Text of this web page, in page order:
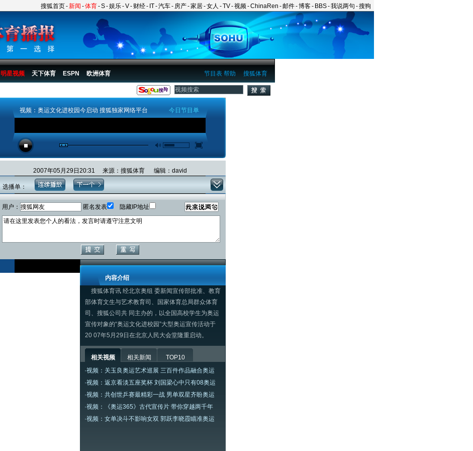
搜狐首页-新闻 -体育-S-娱乐-V- 财经- IT-汽车- 房产-家居-女人 -TV-视频-ChinaRen -邮件-博客- BBS-我说两句 -搜狗
搜狐体育
节目表 帮助
明星视频 天下体育 ESPN 欧洲体育
今日节目单
视频：奥运文化进校园今启动 搜狐独家网络平台
2007年05月29日20:31 来源：搜狐体育 编辑：david
选播单：
用户： 匿名发表 隐藏IP地址
内容介绍
搜狐体育讯 经北京奥组 委新闻宣传部批准、教育
部体育文生与艺术教育司、国家体育总局群众体育
司、搜狐公司共 同主办的，以全国高校学生为奥运
宣传对象的“奥运文化进校园”大型奥运宣传活动于
20 07年5月29日在北京人民大会堂隆重启动。
相关视频 相关新闻
TOP10
·视频：关玉良奥运艺术巡展 三百件作品融合奥运
·视频：返京看淡五座奖杯 刘国梁心中只有08奥运
·视频：共创世乒赛最精彩一战 男单双星齐盼奥运
·视频：《奥运365》古代宣传片 带你穿越两千年
·视频：女单决斗不影响女双 郭跃李晓霞瞄准奥运